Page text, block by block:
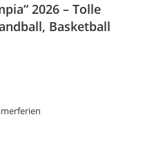
2026 – Tolle
Basketball